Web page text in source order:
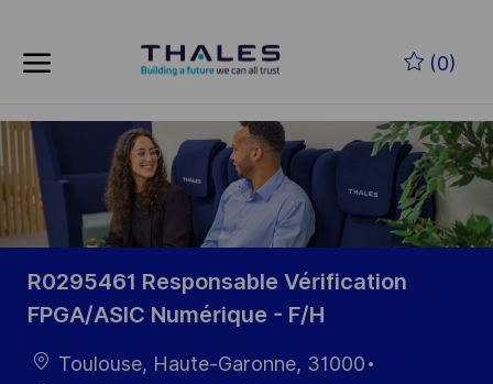
(0)
-
R0295461 Responsable Vérification
FPGA/ASIC Numérique - F/H
Ort
Toulouse, Haute-Garonne, 31000